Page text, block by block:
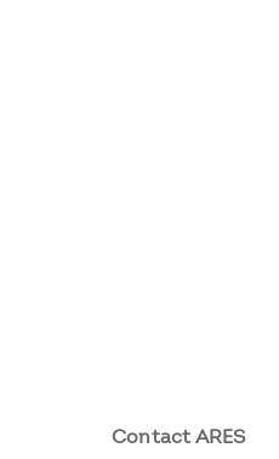
Contact ARES